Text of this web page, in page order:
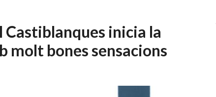
Castiblanques inicia la
molt bones sensacions